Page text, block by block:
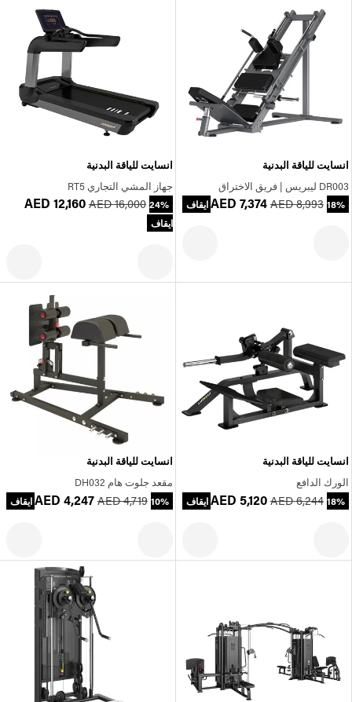
انسايت للياقة البدنية
DR003 ليبريس | فريق الاختراق
AED 7,374 AED 8,993 18% ايقاف
انسايت للياقة البدنية
جهاز المشي التجاري RT5
AED 12,160 AED 16,000 24%
ايقاف
انسايت للياقة البدنية
الورك الدافع
AED 5,120 AED 6,244 18% ايقاف
انسايت للياقة البدنية
مقعد جلوت هام DH032
AED 4,247 AED 4,719 10% ايقاف